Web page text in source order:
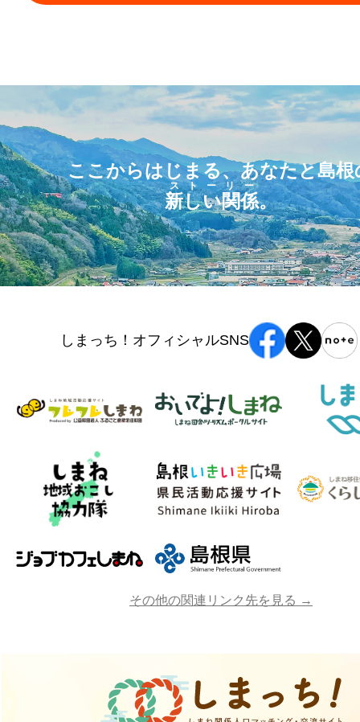
ここからはじまる、あなたと島根
新しい関係
ストーリー
。
しまっち！オフィシャルSNS
その他の関連リンク先を見る →